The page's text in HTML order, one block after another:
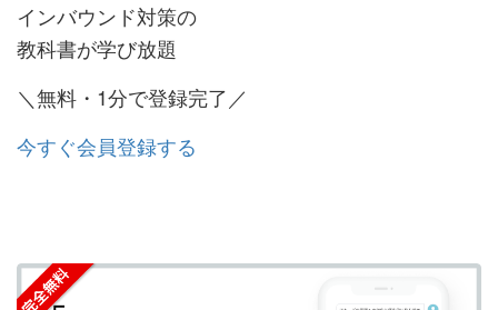
インバウンド対策の
教科書が学び放題
＼無料・1分で登録完了／
今すぐ会員登録する